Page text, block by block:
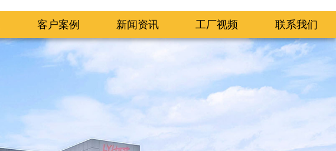
客户案例 新闻资讯 工厂视频 联系我们